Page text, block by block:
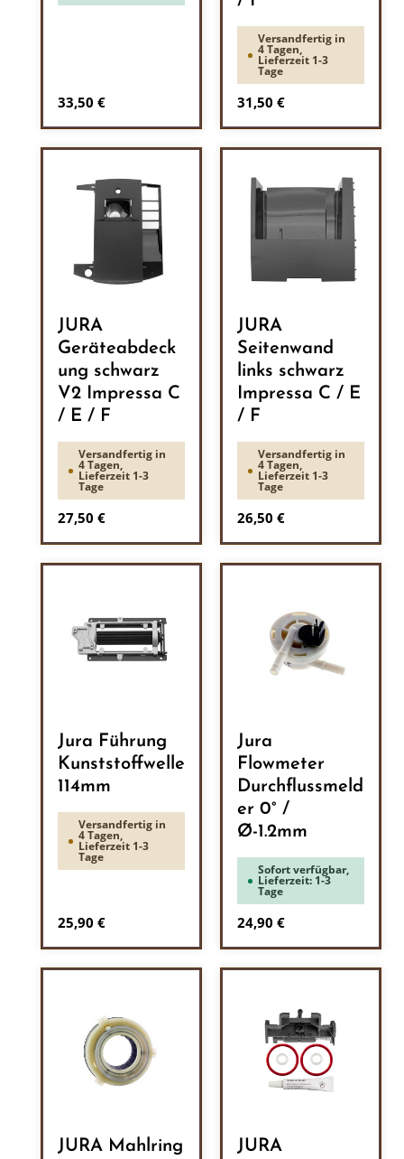
Regulärer Preis:
33,50 €
Versandfertig in
4 Tagen,
Lieferzeit 1-3
Tage
Regulärer Preis:
31,50 €
JURA
Geräteabdeck
ung schwarz
V2 Impressa C
/ E / F
Versandfertig in
4 Tagen,
Lieferzeit 1-3
Tage
Regulärer Preis:
27,50 €
JURA
Seitenwand
links schwarz
Impressa C / E
/ F
Versandfertig in
4 Tagen,
Lieferzeit 1-3
Tage
Regulärer Preis:
26,50 €
Jura Führung
Kunststoffwelle
114mm
Versandfertig in
4 Tagen,
Lieferzeit 1-3
Tage
Regulärer Preis:
25,90 €
Jura
Flowmeter
Durchflussmeld
er 0° /
Ø-1.2mm
Sofort verfügbar,
Lieferzeit: 1-3
Tage
Regulärer Preis:
24,90 €
JURA Mahlring
JURA